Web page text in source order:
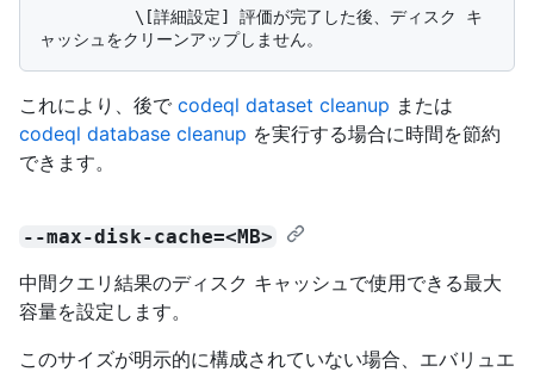
これにより、後で codeql dataset cleanup または
codeql database cleanup を実行する場合に時間を節約
できます。
--max-disk-cache=<MB>
中間クエリ結果のディスク キャッシュで使用できる最大
容量を設定します。
このサイズが明示的に構成されていない場合、エバリュエ